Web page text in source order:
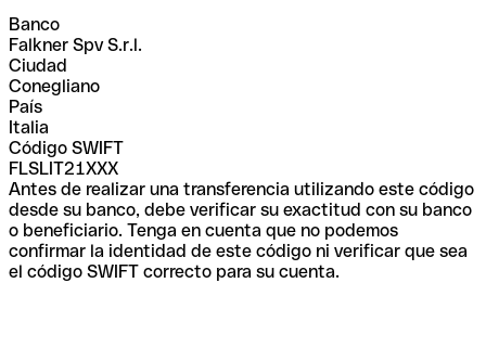
Banco
Falkner Spv S.r.l.
Ciudad
Conegliano
País
Italia
Código SWIFT
FLSLIT21XXX
Antes de realizar una transferencia utilizando este código
desde su banco, debe verificar su exactitud con su banco
o beneficiario. Tenga en cuenta que no podemos
confirmar la identidad de este código ni verificar que sea
el código SWIFT correcto para su cuenta.